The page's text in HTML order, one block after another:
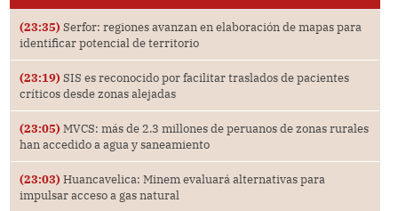
(23:35) Serfor: regiones avanzan en elaboración de mapas para
identificar potencial de territorio
(23:19) SIS es reconocido por facilitar traslados de pacientes
críticos desde zonas alejadas
(23:05) MVCS: más de 2.3 millones de peruanos de zonas rurales
han accedido a agua y saneamiento
(23:03) Huancavelica: Minem evaluará alternativas para
impulsar acceso a gas natural